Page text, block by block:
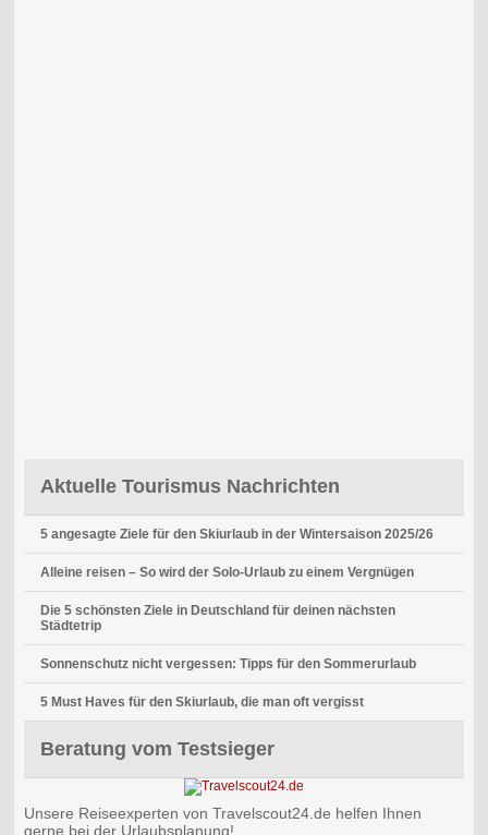
Aktuelle Tourismus Nachrichten
5 angesagte Ziele für den Skiurlaub in der Wintersaison 2025/26
Alleine reisen – So wird der Solo-Urlaub zu einem Vergnügen
Die 5 schönsten Ziele in Deutschland für deinen nächsten
Städtetrip
Sonnenschutz nicht vergessen: Tipps für den Sommerurlaub
5 Must Haves für den Skiurlaub, die man oft vergisst
Beratung vom Testsieger
Unsere Reiseexperten von Travelscout24.de helfen Ihnen
gerne bei der Urlaubsplanung!